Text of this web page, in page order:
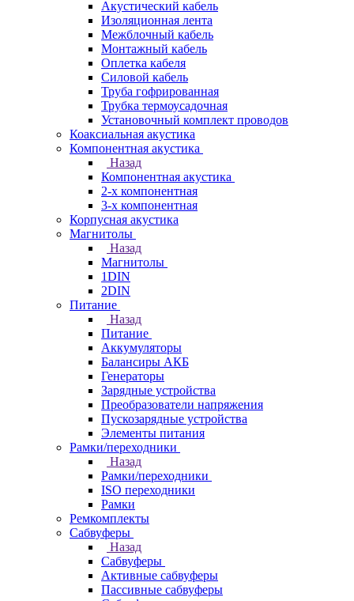
Акустический кабель
Изоляционная лента
Межблочный кабель
Монтажный кабель
Оплетка кабеля
Силовой кабель
Труба гофрированная
Трубка термоусадочная
Установочный комплект проводов
Коаксиальная акустика
Компонентная акустика
Назад
Компонентная акустика
2-х компонентная
3-х компонентная
Корпусная акустика
Магнитолы
Назад
Магнитолы
1DIN
2DIN
Питание
Назад
Питание
Аккумуляторы
Балансиры АКБ
Генераторы
Зарядные устройства
Преобразователи напряжения
Пускозарядные устройства
Элементы питания
Рамки/переходники
Назад
Рамки/переходники
ISO переходники
Рамки
Ремкомплекты
Сабвуферы
Назад
Сабвуферы
Активные сабвуферы
Пассивные сабвуферы